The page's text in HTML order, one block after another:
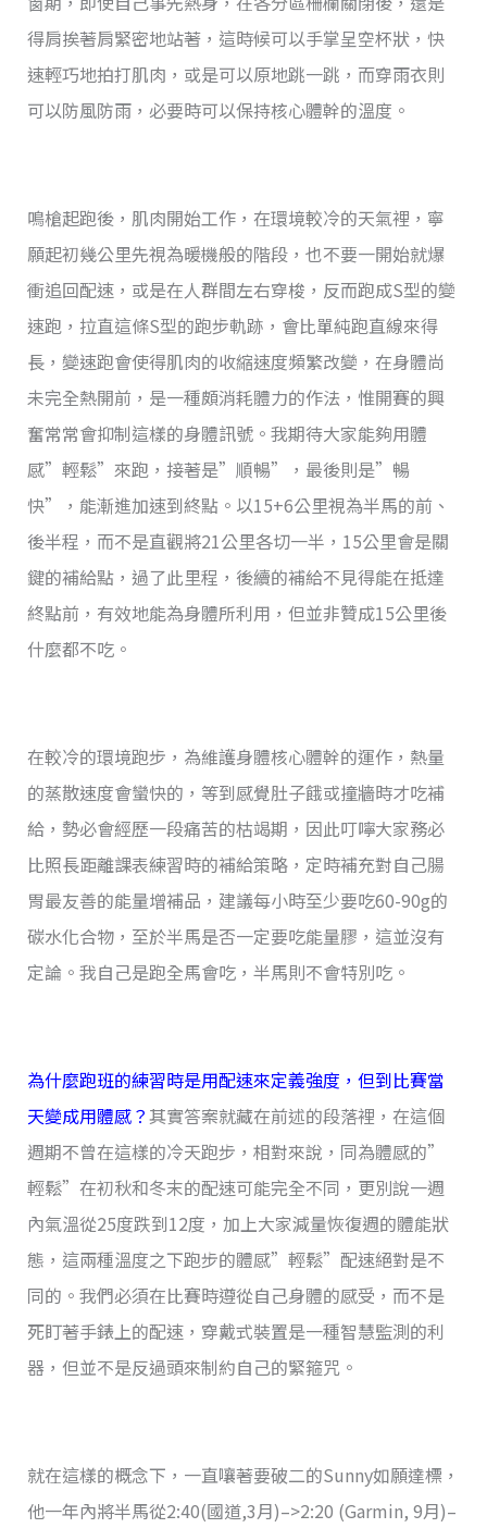
得肩挨著肩緊密地站著，這時候可以手掌呈空杯狀，快
速輕巧地拍打肌肉，或是可以原地跳一跳，而穿雨衣則
可以防風防雨，必要時可以保持核心體幹的溫度。
鳴槍起跑後，肌肉開始工作，在環境較冷的天氣裡，寧
願起初幾公里先視為暖機般的階段，也不要一開始就爆
衝追回配速，或是在人群間左右穿梭，反而跑成S型的變
速跑，拉直這條S型的跑步軌跡，會比單純跑直線來得
長，變速跑會使得肌肉的收縮速度頻繁改變，在身體尚
未完全熱開前，是一種頗消耗體力的作法，惟開賽的興
奮常常會抑制這樣的身體訊號。我期待大家能夠用體
感”輕鬆”來跑，接著是”順暢”，最後則是”暢
快”，能漸進加速到終點。以15+6公里視為半馬的前、
後半程，而不是直觀將21公里各切一半，15公里會是關
鍵的補給點，過了此里程，後續的補給不見得能在抵達
終點前，有效地能為身體所利用，但並非贊成15公里後
什麼都不吃。
在較冷的環境跑步，為維護身體核心體幹的運作，熱量
的蒸散速度會蠻快的，等到感覺肚子餓或撞牆時才吃補
給，勢必會經歷一段痛苦的枯竭期，因此叮嚀大家務必
比照長距離課表練習時的補給策略，定時補充對自己腸
胃最友善的能量增補品，建議每小時至少要吃60-90g的
碳水化合物，至於半馬是否一定要吃能量膠，這並沒有
定論。我自己是跑全馬會吃，半馬則不會特別吃。
為什麼跑班的練習時是用配速來定義強度，但到比賽當
天變成用體感？其實答案就藏在前述的段落裡，在這個
週期不曾在這樣的冷天跑步，相對來說，同為體感的”
輕鬆”在初秋和冬末的配速可能完全不同，更別說一週
內氣溫從25度跌到12度，加上大家減量恢復週的體能狀
態，這兩種溫度之下跑步的體感”輕鬆”配速絕對是不
同的。我們必須在比賽時遵從自己身體的感受，而不是
死盯著手錶上的配速，穿戴式裝置是一種智慧監測的利
器，但並不是反過頭來制約自己的緊箍咒。
就在這樣的概念下，一直嚷著要破二的Sunny如願達標，
他一年內將半馬從2:40(國道,3月)–>2:20 (Garmin, 9月)–